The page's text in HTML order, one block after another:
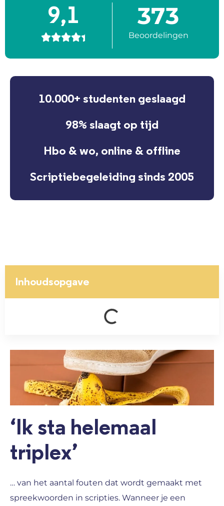
9,1

373
Beoordelingen
10.000+ studenten geslaagd
98% slaagt op tijd
Hbo & wo, online & offline
Scriptiebegeleiding sinds 2005
Inhoudsopgave
‘Ik sta helemaal
triplex’
… van het aantal fouten dat wordt gemaakt met
spreekwoorden in scripties. Wanneer je een